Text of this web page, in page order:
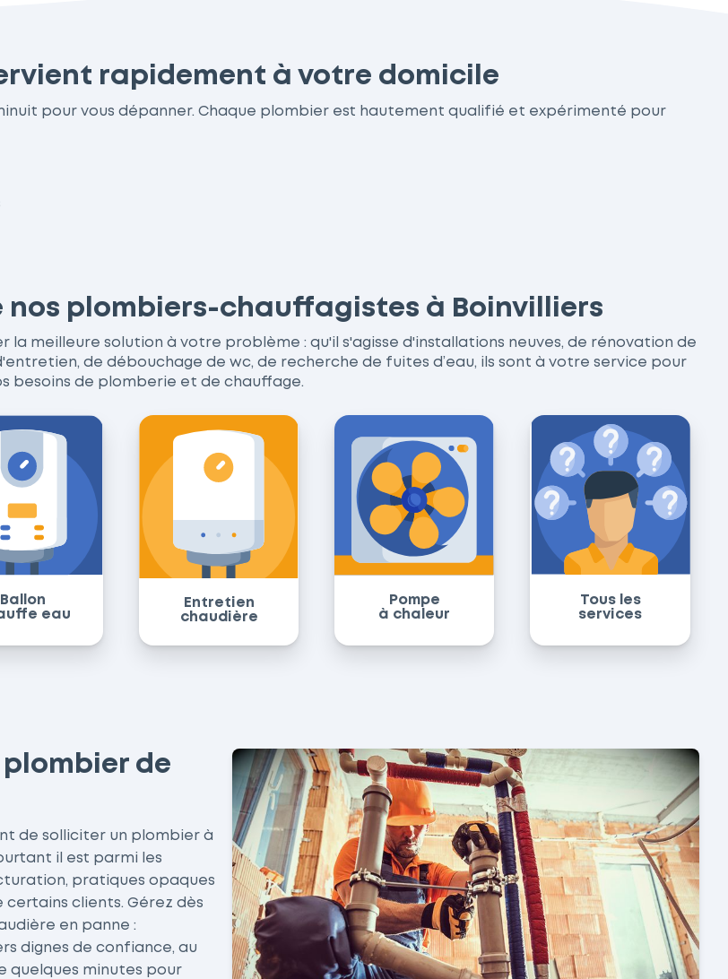
rapidement à votre domicile
pour vous dépanner. Chaque plombier est hautement qualifié et expérimenté pour
nos plombiers-chauffagistes à Boinvilliers
meilleure solution à votre problème : qu'il s'agisse d'installations neuves, de rénovation de
de débouchage de wc, de recherche de fuites d’eau, ils sont à votre service pour
besoins de plomberie et de chauffage.
Ballon
eau
Entretien
chaudière
Pompe
à chaleur
Tous les
services
de
de solliciter un plombier à
il est parmi les
pratiques opaques
clients. Gérez dès
en panne :
dignes de confiance, au
quelques minutes pour